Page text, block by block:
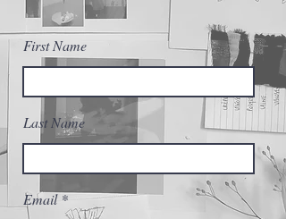
First Name
Last Name
Email